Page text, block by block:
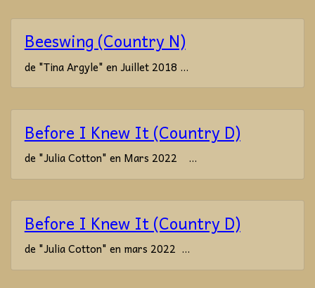
Beeswing (Country N)
de "Tina Argyle" en Juillet 2018 ...
Before I Knew It (Country D)
de "Julia Cotton" en Mars 2022 ...
Before I Knew It (Country D)
de "Julia Cotton" en mars 2022 ...